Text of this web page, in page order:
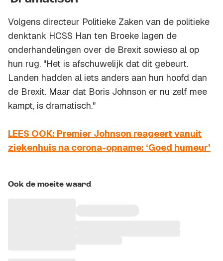
Volgens directeur Politieke Zaken van de politieke
denktank HCSS Han ten Broeke lagen de
onderhandelingen over de Brexit sowieso al op
hun rug. "Het is afschuwelijk dat dit gebeurt.
Landen hadden al iets anders aan hun hoofd dan
de Brexit. Maar dat Boris Johnson er nu zelf mee
kampt, is dramatisch."
LEES OOK: Premier Johnson reageert vanuit
ziekenhuis na corona-opname: ‘Goed humeur’
Ook de moeite waard